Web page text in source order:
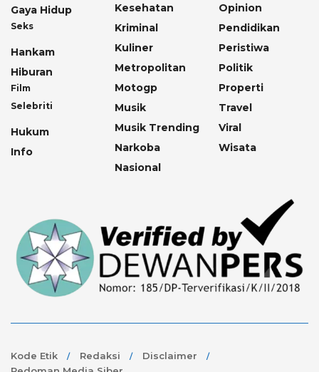
Gaya Hidup
Seks
Hankam
Hiburan
Film
Selebriti
Hukum
Info
Kesehatan
Kriminal
Kuliner
Metropolitan
Motogp
Musik
Musik Trending
Narkoba
Nasional
Opinion
Pendidikan
Peristiwa
Politik
Properti
Travel
Viral
Wisata
Kode Etik Redaksi
Disclaimer